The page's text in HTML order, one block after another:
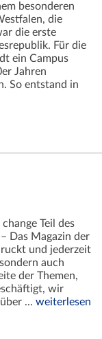
besonderen
die
die erste
Für die
ein Campus
Jahren
So entstand in
Teil des
Das Magazin der
und jederzeit
auch
der Themen,
wir
... weiterlesen